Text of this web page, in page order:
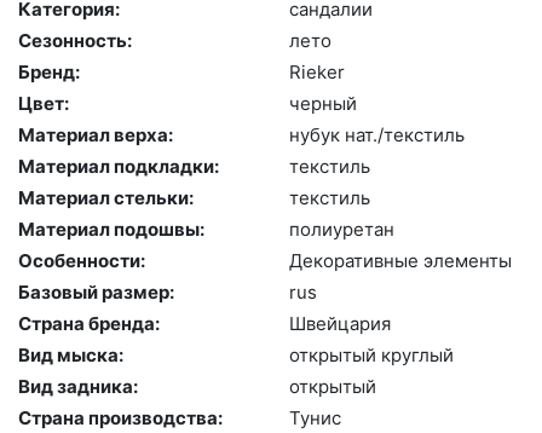
Категория:
сан­да­лии
Сезонность:
ле­то
Бренд:
Ri­eker
Цвет:
чер­ный
Материал верха:
ну­бук нат./текс­тиль
Материал подкладки:
текс­тиль
Материал стельки:
текс­тиль
Материал подошвы:
по­ли­уре­тан
Особенности:
Де­кора­тив­ные эле­мен­ты
Базовый размер:
rus
Страна бренда:
Швей­ца­рия
Вид мыска:
отк­ры­тый круг­лый
Вид задника:
отк­ры­тый
Страна производства:
Ту­нис